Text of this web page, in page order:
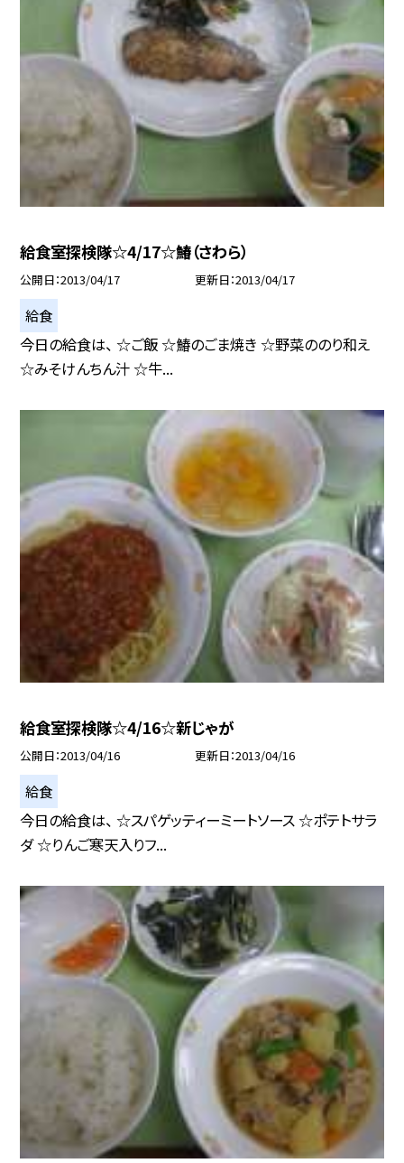
給食室探検隊☆4/17☆鰆（さわら）
公開日 2013/04/17 更新日 2013/04/17
給食
今日の給食は、 ☆ご飯 ☆鰆のごま焼き ☆野菜ののり和え
☆みそけんちん汁 ☆牛...
給食室探検隊☆4/16☆新じゃが
公開日 2013/04/16 更新日 2013/04/16
給食
今日の給食は、 ☆スパゲッティーミートソース ☆ポテトサラ
ダ ☆りんご寒天入りフ...